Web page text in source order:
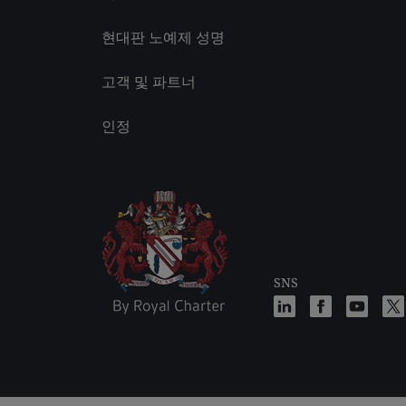
현대판 노예제 성명
고객 및 파트너
인정
SNS